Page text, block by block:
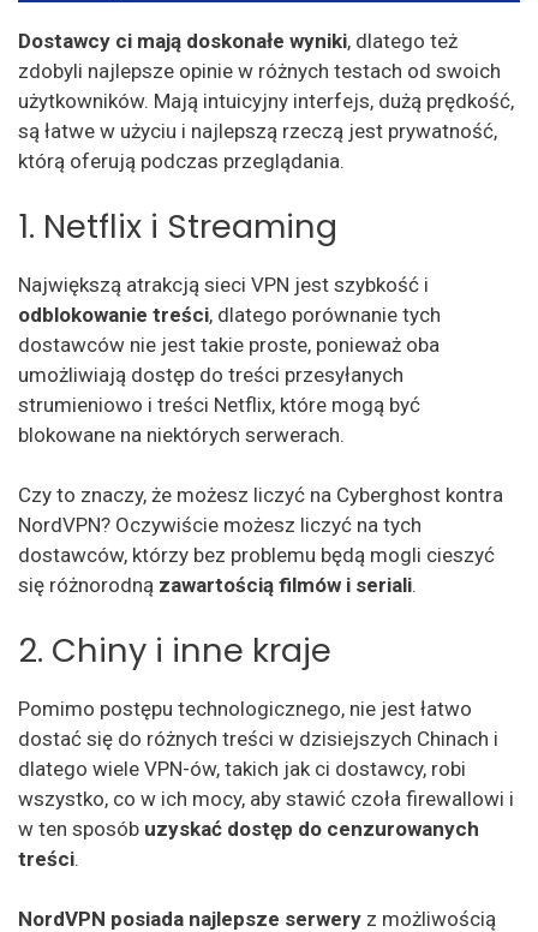
Dostawcy ci mają doskonałe wyniki, dlatego też
zdobyli najlepsze opinie w różnych testach od swoich
użytkowników. Mają intuicyjny interfejs, dużą prędkość,
są łatwe w użyciu i najlepszą rzeczą jest prywatność,
którą oferują podczas przeglądania.
1. Netflix i Streaming
Największą atrakcją sieci VPN jest szybkość i
odblokowanie treści, dlatego porównanie tych
dostawców nie jest takie proste, ponieważ oba
umożliwiają dostęp do treści przesyłanych
strumieniowo i treści Netflix, które mogą być
blokowane na niektórych serwerach.
Czy to znaczy, że możesz liczyć na Cyberghost kontra
NordVPN? Oczywiście możesz liczyć na tych
dostawców, którzy bez problemu będą mogli cieszyć
się różnorodną zawartością filmów i seriali.
2. Chiny i inne kraje
Pomimo postępu technologicznego, nie jest łatwo
dostać się do różnych treści w dzisiejszych Chinach i
dlatego wiele VPN-ów, takich jak ci dostawcy, robi
wszystko, co w ich mocy, aby stawić czoła firewallowi i
w ten sposób uzyskać dostęp do cenzurowanych
treści.
NordVPN posiada najlepsze serwery z możliwością